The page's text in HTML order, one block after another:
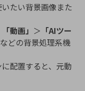
たい背景画像また
「動画」 ＞ 「AIツー
などの背景処理系機
配置すると、元動